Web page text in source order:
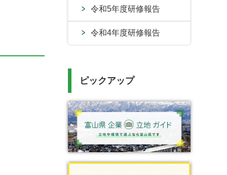
令和5年度研修報告
令和4年度研修報告
ピックアップ